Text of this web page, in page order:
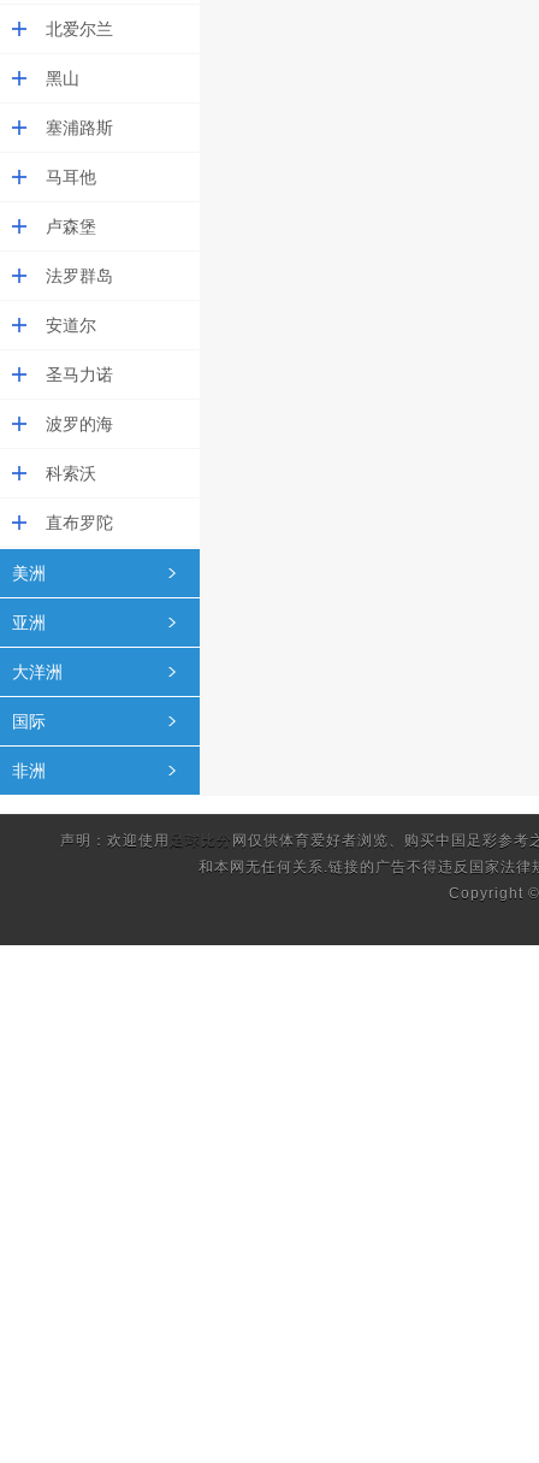
北爱尔兰
黑山
塞浦路斯
马耳他
卢森堡
法罗群岛
安道尔
圣马力诺
波罗的海
科索沃
直布罗陀
美洲
亚洲
大洋洲
国际
非洲
声明：欢迎使用 足球比分 网仅供体育爱好者浏览、购买中国足彩参
和本网无任何关系.链接的广告不得违反国家法律
Copyright